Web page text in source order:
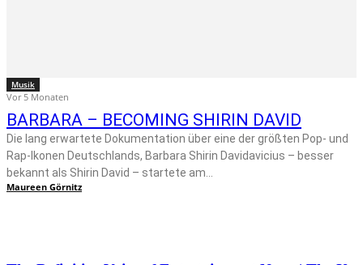
Musik
Vor 5 Monaten
BARBARA – BECOMING SHIRIN DAVID
Die lang erwartete Dokumentation über eine der größten Pop- und
Rap-Ikonen Deutschlands, Barbara Shirin Davidavicius – besser
bekannt als Shirin David – startete am...
Maureen Görnitz